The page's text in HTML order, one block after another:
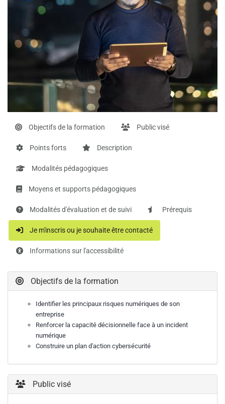
Objectifs de la formation Public visé
Points forts Description
Modalités pédagogiques
Moyens et supports pédagogiques
Modalités d'évaluation et de suivi Prérequis
Je m'inscris ou je souhaite être contacté
Informations sur l'accessibilité
Objectifs de la formation
Identifier les principaux risques numériques de son
entreprise
Renforcer la capacité décisionnelle face à un incident
numérique
Construire un plan d'action cybersécurité
Public visé